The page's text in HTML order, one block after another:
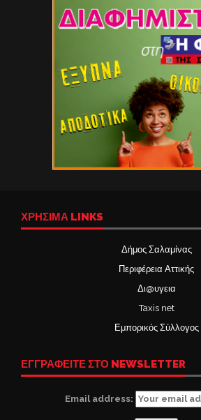
ΧΡΉΣΙΜΑ LINKS
Δήμος Σαλαμίνας
Περιφέρεια Αττικής
Δι@υγεια
Taxis net
Εμπορικός Σύλλογος
ΕΓΓΡΑΦΕΙΤΕ ΣΤΟ NEWSLETTER
Email address: